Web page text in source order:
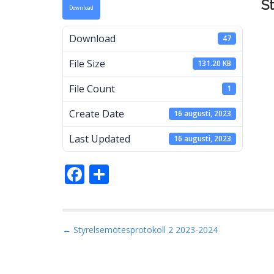
M
a
Download
Download 47
File Size 131.20 KB
File Count 1
Create Date 16 augusti, 2023
Last Updated 16 augusti, 2023
F
b
P
← Styrelsemötesprotokoll 2 2023-2024